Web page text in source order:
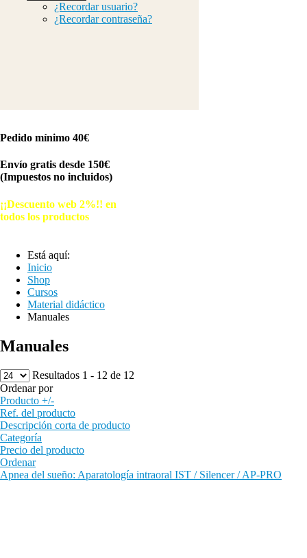
¿Recordar usuario?
¿Recordar contraseña?
Pedido mínimo 40€
Envío gratis desde 150€
(Impuestos no incluidos)
¡¡Descuento web 2%!! en
todos los productos
Está aquí:
Inicio
Shop
Cursos
Material didáctico
Manuales
Manuales
Resultados 1 - 12 de 12
Ordenar por
Producto +/-
Ref. del producto
Descripción corta de producto
Categoría
Precio del producto
Ordenar
Apnea del sueño: Aparatología intraoral IST / Silencer / AP-PRO